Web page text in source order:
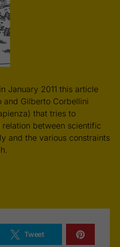
January 2011 this article
and Gilberto Corbellini
that tries to
between scientific
and the various constraints
Tweet